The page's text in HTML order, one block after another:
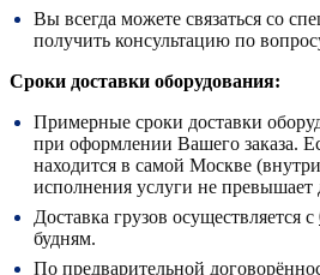
Вы всегда можете связаться со
получить консультацию по
Сроки доставки оборудования:
Примерные сроки доставки
при оформлении Вашего заказа.
находится в самой Москве
исполнения услуги не превышает
Доставка грузов осуществляется с
будням.
По предварительной